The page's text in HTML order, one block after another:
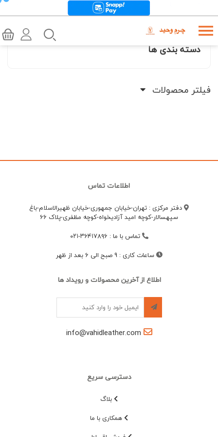
دسته بندی ها
فیلتر محصولات
اطلاعات تماس
دفتر مرکزی : تهران-خیابان جمهوری-خیابان ظهیرالاسلام-باغ
سپهسالار-کوچه امید آزادیخواه-کوچه مظفری-پلاک 66
تماس با ما : ۳۶۴۱۷۸۹۶-۰۲۱
ساعات کاری : 9 صبح الی 6 بعد از ظهر
اطلاع از آخرین محصولات و رویداد ها
info@vahidleather.com
دسترسی سریع
بلاگ
همکاری با ما